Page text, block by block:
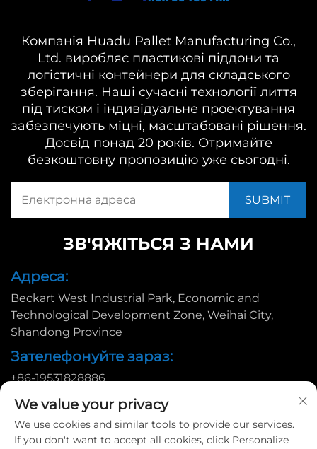
Компанія Huadu Pallet Manufacturing Co.,
Ltd. виробляє пластикові піддони та
логістичні контейнери для складського
зберігання. Наші сучасні технології лиття
під тиском і індивідуальне проектування
забезпечують міцні, масштабовані рішення.
Досвід понад 20 років. Отримайте
безкоштовну пропозицію уже сьогодні.
ЗВ'ЯЖІТЬСЯ З НАМИ
Адреса:
Beckart West Industrial Park, Economic and
Technological Development Zone, Weihai City,
Shandong Province
Зателефонуйте зараз:
+86-19531828886
Ел. пошта:
[email protected]
We value your privacy
We use cookies and similar tools to provide our services.
If you don't want to accept all cookies, click Personalize